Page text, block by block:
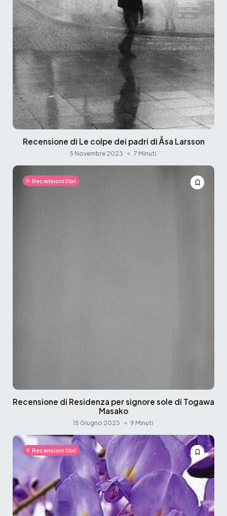
Recensione di Le colpe dei padri di Åsa Larsson
5 Novembre 2023 7 Minuti
Recensioni libri
Recensione di Residenza per signore sole di Togawa
Masako
15 Giugno 2023 9 Minuti
Recensioni libri